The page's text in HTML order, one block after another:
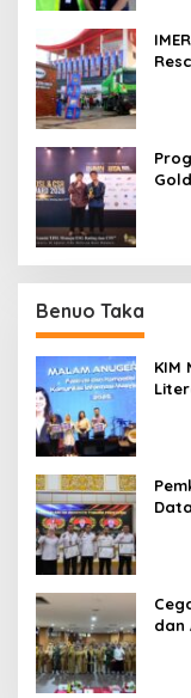
Benuo Taka
KIM
dan